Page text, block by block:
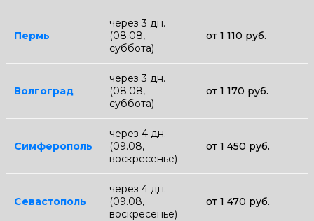
Пермь
через 3 дн.
(08.08,
суббота)
от 1 110 руб.
Волгоград
через 3 дн.
(08.08,
суббота)
от 1 170 руб.
Симферополь
через 4 дн.
(09.08,
воскресенье)
от 1 450 руб.
Севастополь
через 4 дн.
(09.08,
воскресенье)
от 1 470 руб.